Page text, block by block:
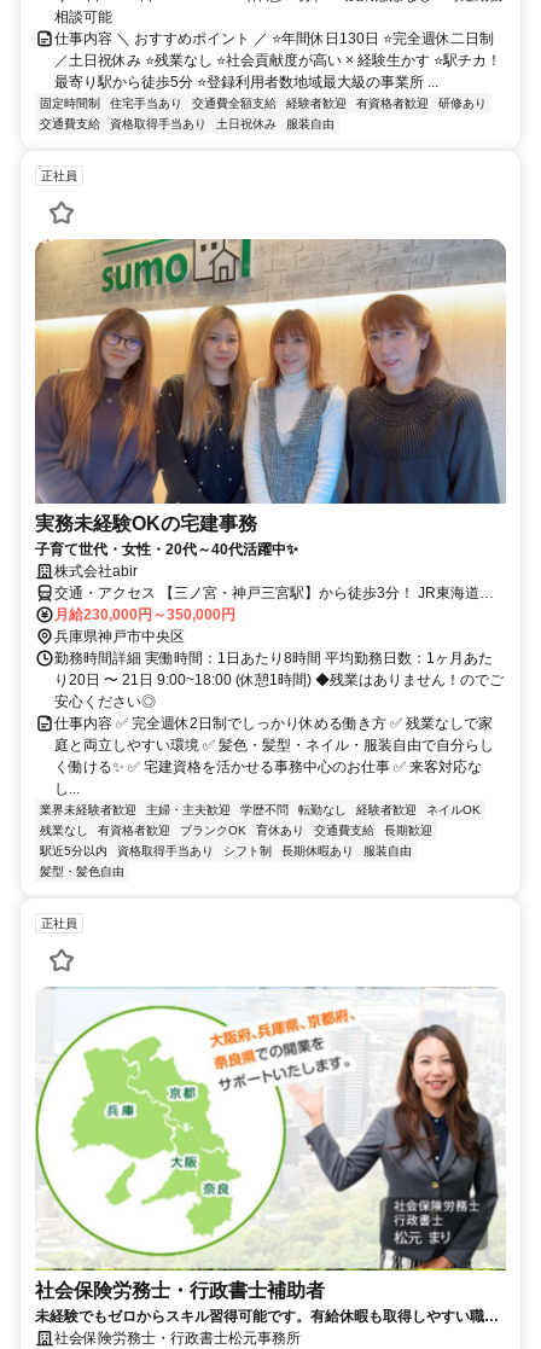
相談可能
仕事内容 ＼ おすすめポイント ／ ⭐年間休日130日 ⭐完全週休二日制
／土日祝休み ⭐残業なし ⭐社会貢献度が高い × 経験生かす ⭐駅チカ！
最寄り駅から徒歩5分 ⭐登録利用者数地域最大級の事業所 ...
固定時間制 住宅手当あり 交通費全額支給 経験者歓迎 有資格者歓迎
研修あり
交通費支給
資格取得手当あり 土日祝休み 服装自由
正社員
実務未経験OKの宅建事務
子育て世代・女性・20代～40代活躍中✨
株式会社abir
交通・アクセス 【三ノ宮・神戸三宮駅】から徒歩3分！ JR東海道本
線/阪急神戸線/阪神本線/
月給230,000円～350,000円
兵庫県神戸市中央区
勤務時間詳細 実働時間：1日あたり8時間 平均勤務日数：1ヶ月あた
り20日 〜 21日 9:00~18:00 (休憩1時間) ◆残業はありません！のでご
安心ください◎
仕事内容 ✅ 完全週休2日制でしっかり休める働き方 ✅ 残業なしで家
庭と両立しやすい環境 ✅ 髪色・髪型・ネイル・服装自由で自分らし
く働ける✨ ✅ 宅建資格を活かせる事務中心のお仕事 ✅ 来客対応な
し...
業界未経験者歓迎 主婦・主夫歓迎 学歴不問 転勤なし 経験者歓迎
ネイルOK
残業なし
有資格者歓迎 ブランクOK 育休あり 交通費支給
長期歓迎
駅近5分以内
資格取得手当あり シフト制 長期休暇あり
服装自由
髪型・髪色自由
正社員
社会保険労務士・行政書士補助者
未経験でもゼロからスキル習得可能です。有給休暇も取得しやすい職場
です。
社会保険労務士・行政書士松元事務所